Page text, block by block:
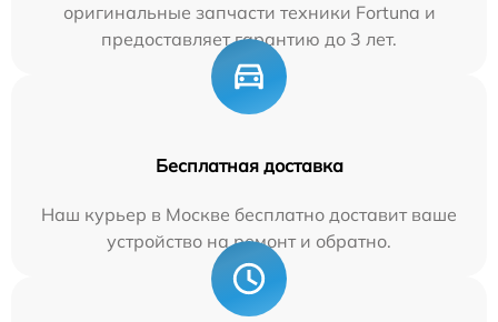
оригинальные запчасти техники Fortuna и
предоставляет гарантию до 3 лет.
Бесплатная доставка
Наш курьер в Москве бесплатно доставит ваше
устройство на ремонт и обратно.